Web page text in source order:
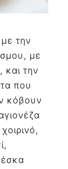
την
με
την
που
κόβουν